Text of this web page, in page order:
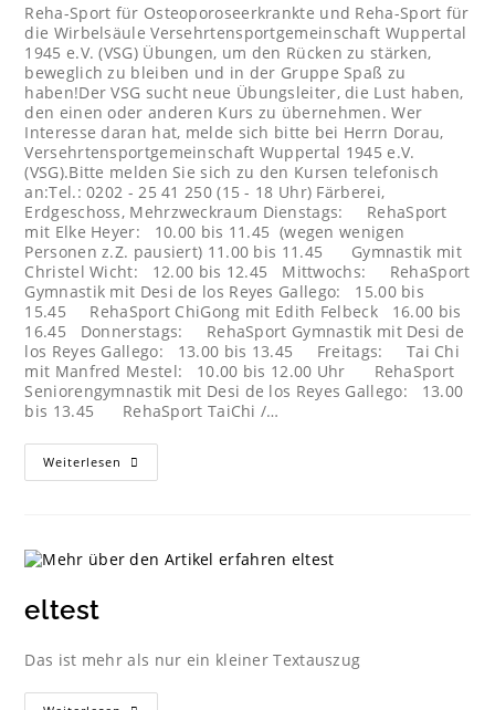
Reha-Sport für Osteoporoseerkrankte und Reha-Sport für
die Wirbelsäule Versehrtensportgemeinschaft Wuppertal
1945 e.V. (VSG) Übungen, um den Rücken zu stärken,
beweglich zu bleiben und in der Gruppe Spaß zu
haben!Der VSG sucht neue Übungsleiter, die Lust haben,
den einen oder anderen Kurs zu übernehmen. Wer
Interesse daran hat, melde sich bitte bei Herrn Dorau,
Versehrtensportgemeinschaft Wuppertal 1945 e.V.
(VSG).Bitte melden Sie sich zu den Kursen telefonisch
an:Tel.: 0202 - 25 41 250 (15 - 18 Uhr) Färberei,
Erdgeschoss, Mehrzweckraum Dienstags: RehaSport
mit Elke Heyer: 10.00 bis 11.45 (wegen wenigen
Personen z.Z. pausiert) 11.00 bis 11.45 Gymnastik mit
Christel Wicht: 12.00 bis 12.45 Mittwochs: RehaSport
Gymnastik mit Desi de los Reyes Gallego: 15.00 bis
15.45 RehaSport ChiGong mit Edith Felbeck 16.00 bis
16.45 Donnerstags: RehaSport Gymnastik mit Desi de
los Reyes Gallego: 13.00 bis 13.45 Freitags: Tai Chi
mit Manfred Mestel: 10.00 bis 12.00 Uhr RehaSport
Seniorengymnastik mit Desi de los Reyes Gallego: 13.00
bis 13.45 RehaSport TaiChi /…
Weiterlesen
eltest
Das ist mehr als nur ein kleiner Textauszug